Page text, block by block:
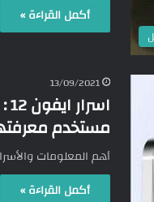
أكمل القراءة »
13/09/2021
مستخدم
أهم المعلومات
أكمل القراءة »